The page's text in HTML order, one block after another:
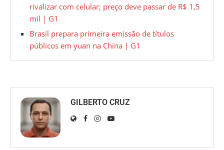
rivalizar com celular; preço deve passar de R$ 1,5
mil | G1
Brasil prepara primeira emissão de títulos
públicos em yuan na China | G1
GILBERTO CRUZ